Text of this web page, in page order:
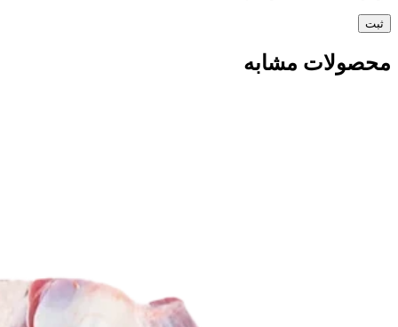
محصولات مشابه